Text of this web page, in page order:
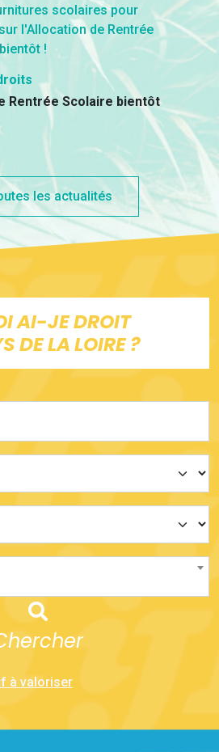
Rentrée Scolaire bientôt
les actualités
AI-JE DROIT
DE LA LOIRE ?
à valoriser